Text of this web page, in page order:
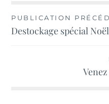
Navigation
de
PUBLICATION
Destockage spécial Noël